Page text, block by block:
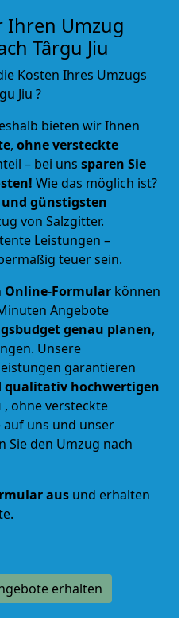
Ihren Umzug
Târgu Jiu
Kosten Ihres Umzugs
Jiu ?
bieten wir Ihnen
, ohne versteckte
– bei uns sparen Sie
Wie das möglich ist?
und günstigsten
von Salzgitter.
Leistungen –
teuer sein.
Online-Formular können
Angebote
genau planen,
Unsere
garantieren
qualitativ hochwertigen
, ohne versteckte
auf uns und unser
Sie den Umzug nach
aus und erhalten
erhalten